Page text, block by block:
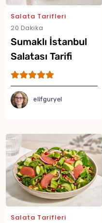
Salata Tarifleri
20 Dakika
Sumaklı İstanbul
Salatası Tarifi
elifguryel
Salata Tarifleri